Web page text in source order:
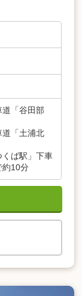
「谷田部
「土浦北
くば駅」下車
10分